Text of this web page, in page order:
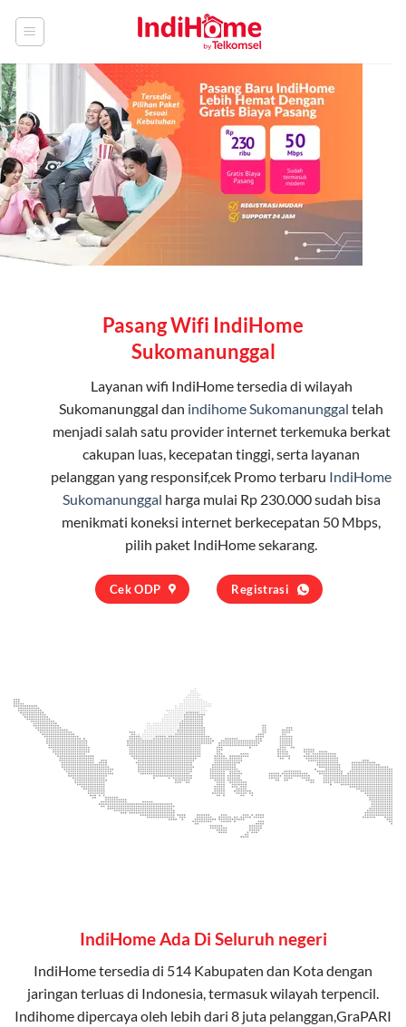
Pasang Wifi IndiHome
Sukomanunggal
Layanan wifi IndiHometersedia di wilayah
Sukomanunggal dan indihome Sukomanunggal telah
menjadi salah satu provider internet terkemuka berkat
cakupan luas, kecepatan tinggi, serta layanan
pelanggan yang responsif,cek Promo terbaru IndiHome
Sukomanunggal harga mulai Rp 230.000 sudah bisa
menikmati koneksi internet berkecepatan 50 Mbps,
pilih paket IndiHomesekarang.
Cek ODP Registrasi
IndiHome Ada Di Seluruh negeri
IndiHome tersedia di 514 Kabupaten dan Kota dengan
jaringan terluas di Indonesia, termasuk wilayah terpencil.
Indihome dipercaya oleh lebih dari 8 juta pelanggan,GraPARI